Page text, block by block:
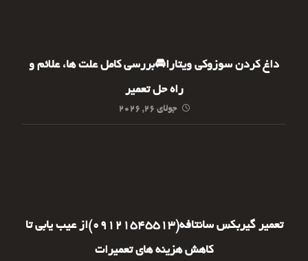
داغ کردن سوزوکی ویتارا🚘بررسی کامل علت ها، علائم و
راه حل تعمیر
جولای ۲۶, ۲۰۲۶
تعمیر گیربکس سانتافه(09121545513)از عیب یابی تا
کاهش هزینه های تعمیرات